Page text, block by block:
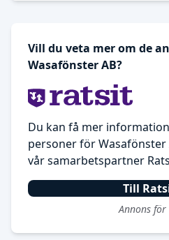
Vill du veta mer om de
Wasafönster AB?
Du kan få mer
personer för Wasafönster
vår samarbetspartner
Till
Annons för